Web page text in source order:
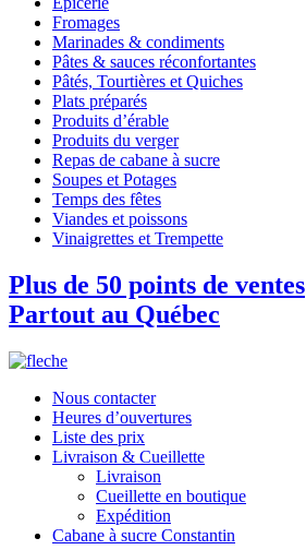
Fromages
Marinades & condiments
Pâtes & sauces réconfortantes
Pâtés, Tourtières et Quiches
Plats préparés
Produits d’érable
Produits du verger
Repas de cabane à sucre
Soupes et Potages
Temps des fêtes
Viandes et poissons
Vinaigrettes et Trempette
Plus de 50 points de ventes
Partout au Québec
Nous contacter
Heures d’ouvertures
Liste des prix
Livraison & Cueillette
Livraison
Cueillette en boutique
Expédition
Cabane à sucre Constantin